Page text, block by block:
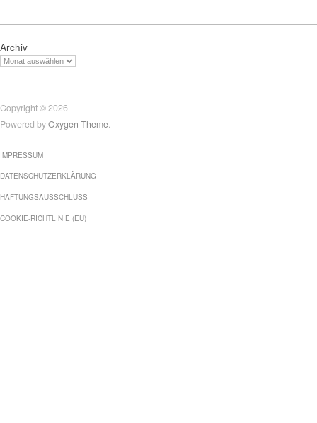
Archiv
Copyright © 2026
Powered byOxygen Theme
IMPRESSUM
DATENSCHUTZERKLÄRUNG
HAFTUNGSAUSSCHLUSS
COOKIE-RICHTLINIE (EU)